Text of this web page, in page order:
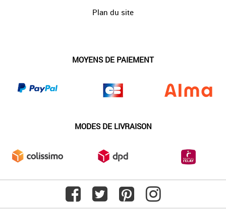
Plan du site
MOYENS DE PAIEMENT
MODES DE LIVRAISON